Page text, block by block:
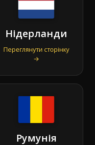
Нідерланди
Переглянути сторінку
→
Румунія